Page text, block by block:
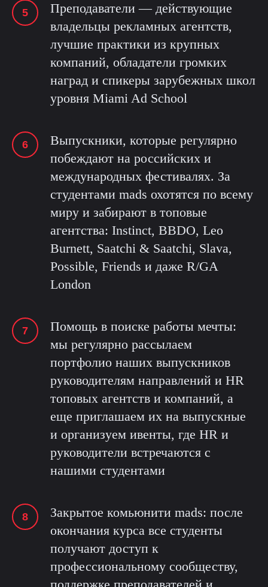
Преподаватели — действующие
владельцы рекламных агентств,
лучшие практики из крупных
компаний, обладатели громких
наград и спикеры зарубежных школ
уровня Miami Ad School
Выпускники, которые регулярно
побеждают на российских и
международных фестивалях. За
студентами mads охотятся по всему
миру и забирают в топовые
агентства: Instinct, BBDO, Leo
Burnett, Saatchi & Saatchi, Slava,
Possible, Friends и даже R/GA
London
Помощь в поиске работы мечты:
мы регулярно рассылаем
портфолио наших выпускников
руководителям направлений и HR
топовых агентств и компаний, а
еще приглашаем их на выпускные
и организуем ивенты, где HR и
руководители встречаются с
нашими студентами
Закрытое комьюнити mads: после
окончания курса все студенты
получают доступ к
профессиональному сообществу,